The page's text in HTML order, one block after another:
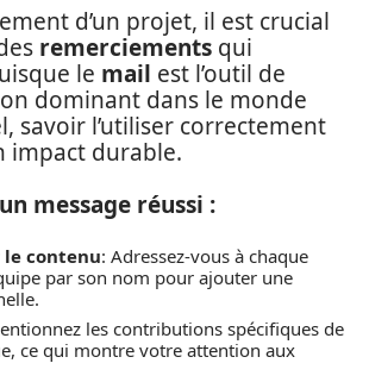
d’un projet, il est crucial
remerciements qui
le mail est l’outil de
dominant dans le monde
savoir l’utiliser correctement
impact durable.
message réussi :
le contenu: Adressez-vous à chaque
par son nom pour ajouter une
les contributions spécifiques de
ce qui montre votre attention aux